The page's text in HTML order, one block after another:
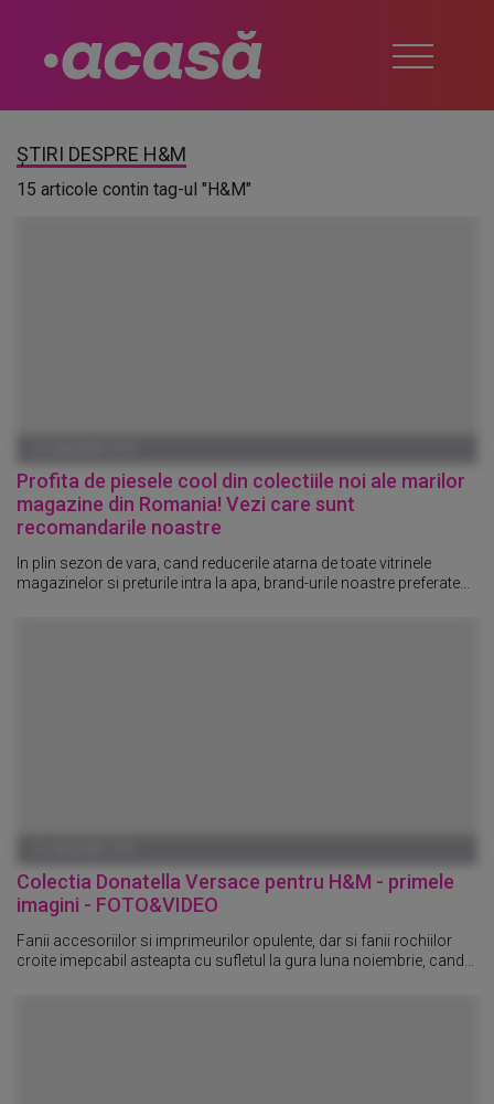
ȘTIRI DESPRE H&M
15 articole contin tag-ul "H&M"
Profita de piesele cool din colectiile noi ale marilor
magazine din Romania! Vezi care sunt
recomandarile noastre
In plin sezon de vara, cand reducerile atarna de toate vitrinele
magazinelor si preturile intra la apa, brand-urile noastre preferate...
Colectia Donatella Versace pentru H&M - primele
imagini - FOTO&VIDEO
Fanii accesoriilor si imprimeurilor opulente, dar si fanii rochiilor
croite imepcabil asteapta cu sufletul la gura luna noiembrie, cand...